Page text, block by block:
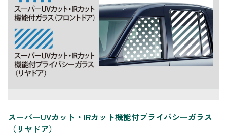
スーパーUVカット・IRカット機能付プライバシーガラス
（リヤドア）